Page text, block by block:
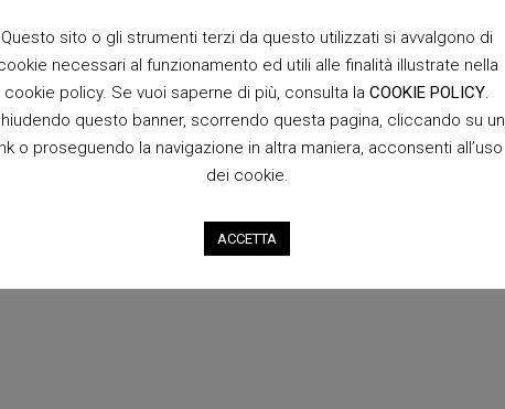
Questo sito o gli strumenti terzi da questo utilizzati si avvalgono di
necessari al funzionamento ed utili alle finalità illustrate nella
cookie policy. Se vuoi saperne di più, consulta la COOKIE POLICY
questo banner, scorrendo questa pagina, cliccando su un
o proseguendo la navigazione in altra maniera, acconsenti all’uso
dei cookie.
ACCETTA